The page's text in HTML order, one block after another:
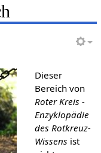
Dieser
Bereich von
Roter Kreis -
Enzyklopädie
des Rotkreuz-
Wissens ist